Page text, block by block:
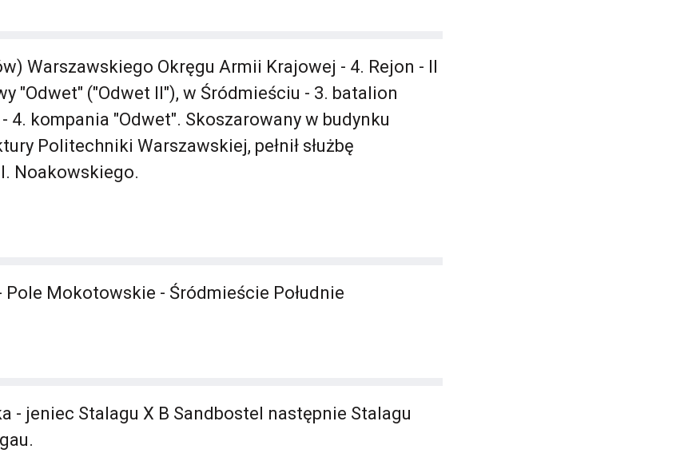
Warszawskiego Okręgu Armii Krajowej - 4. Rejon - II
"Odwet" ("Odwet II"), w Śródmieściu - 3. batalion
4. kompania "Odwet". Skoszarowany w budynku
Politechniki Warszawskiej, pełnił służbę
Noakowskiego.
Pole Mokotowskie - Śródmieście Południe
- jeniec Stalagu X B Sandbostel następnie Stalagu